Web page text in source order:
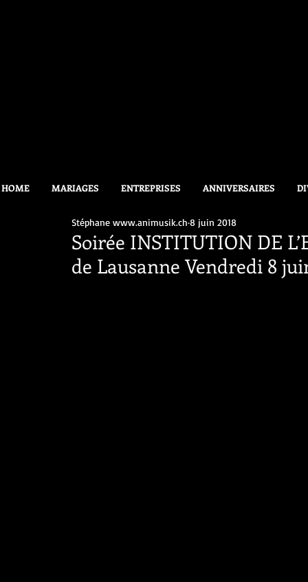
HOME MARIAGES ENTREPRISES ANNIVERSAIRES
Soirée INSTITUTION DE
de Lausanne Vendredi 8
Stéphane www.animusik.ch 8 juin 2018